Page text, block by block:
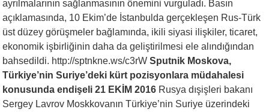
ayrılmalarının sağlanmasının önemini vurguladı. Basın
açıklamasında, 10 Ekim’de İstanbulda gerçekleşen Rus-Türk
üst düzey görüşmeler bağlamında, ikili siyasi ilişkiler, ticaret,
ekonomik işbirliğinin daha da geliştirilmesi ele alındığından
bahsedildi. http://sptnkne.ws/c3rWSputnik Moskova,
Türkiye’nin Suriye’deki kürt pozisyonlara müdahalesi
konusunda endişeli 21 EKİM 2016 Rusya dışişleri bakanı
Sergey Lavrov Moskkovanın Türkiye’nin Suriye üzerindeki